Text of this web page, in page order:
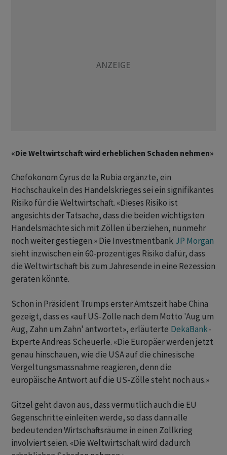
«Die Weltwirtschaft wird erheblichen Schaden nehmen»
Chefökonom Cyrus de la Rubia ergänzte, ein
Hochschaukeln des Handelskrieges sei ein signifikantes
Risiko für die Weltwirtschaft. «Dieses Risiko ist
angesichts der Tatsache, dass die beiden wichtigsten
Handelsmächte sich mit Zöllen überziehen, nunmehr
noch weiter gestiegen.» Die Investmentbank JP Morgan
sieht inzwischen ein 60-prozentiges Risiko dafür, dass
die Weltwirtschaft bis zum Jahresende in eine Rezession
geraten könnte.
Schon in Präsident Trumps erster Amtszeit habe China
gezeigt, dass es «auf US-Zölle nach dem Motto 'Aug um
Aug, Zahn um Zahn' antwortet», erläuterte DekaBank-
Experte Andreas Scheuerle. «Die Europäer werden jetzt
genau hinschauen, wie die USA auf die chinesische
Vergeltungsmassnahme reagieren, denn die
europäische Antwort auf die US-Zölle steht noch aus.»
Gitzel geht davon aus, dass vermutlich auch die EU
Gegenschritte einleiten werde, so dass dann alle
bedeutenden Wirtschaftsräume in einen Zollkrieg
involviert seien. «Die Weltwirtschaft wird dadurch